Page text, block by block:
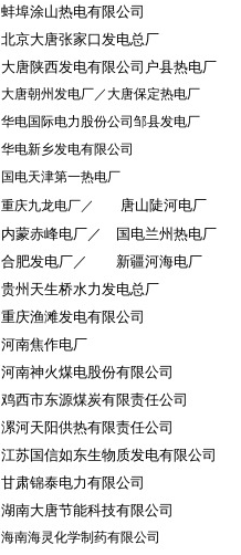
蚌埠涂山热电有限公司
北京大唐张家口发电总厂
大唐陕西发电有限公司户县热电厂
大唐朝州发电厂／大唐保定热电厂
华电国际电力股份公司邹县发电厂
华电新乡发电有限公司
国电天津第一热电厂
重庆九龙电厂／ 唐山陡河电厂
内蒙赤峰电厂／
国电兰州热电厂
合肥发电厂／ 新疆河海电厂
贵州天生桥水力发电总厂
重庆渔滩发电有限公司
河南焦作电厂
河南神火煤电股份有限公司
鸡西市东源煤炭有限责任公司
漯河天阳供热有限责任公司
江苏国信如东生物质发电有限公司
甘肃锦泰电力有限公司
湖南大唐节能科技有限公司
海南海灵化学制药有限公司